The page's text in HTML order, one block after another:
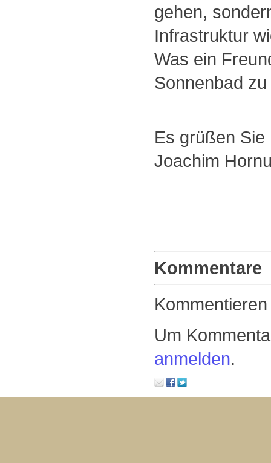
gehen,
Infrastruktur
Was ein
Sonnenbad
Es grüßen Sie
Joachim
Kommentare
Kommentieren
Um
anmelden.